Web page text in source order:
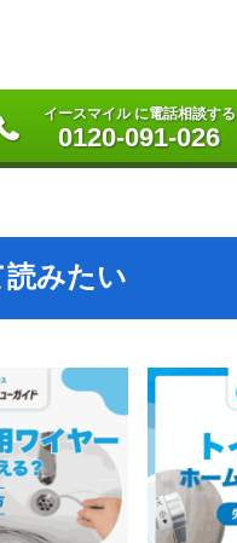
イースマイル に電話相談する
0120-091-026
みたい